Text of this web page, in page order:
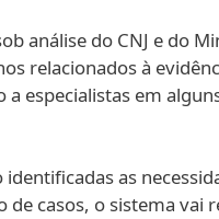
análise do CNJ e do
relacionados à
especialistas em
as
casos, o sistema